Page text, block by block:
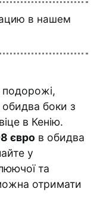
в нашем
подорожі,
обидва боки з
в Кенію.
євро в обидва
у
та
отримати